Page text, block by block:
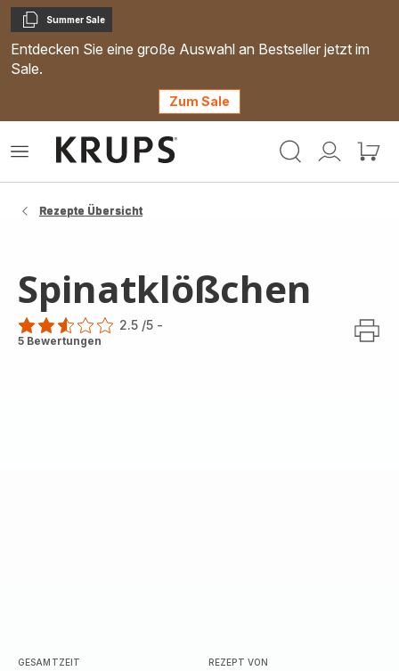
Kopieren
Summer Sale
Entdecken Sie eine große Auswahl an Bestseller jetzt im
Sale.
Zum Sale
Mein
Mein
Das
Rezepte Übersicht
Spinatklößchen
ratings.2.5
2.5 /5 -
5 Bewertungen
GESAMTZEIT REZEPT VON